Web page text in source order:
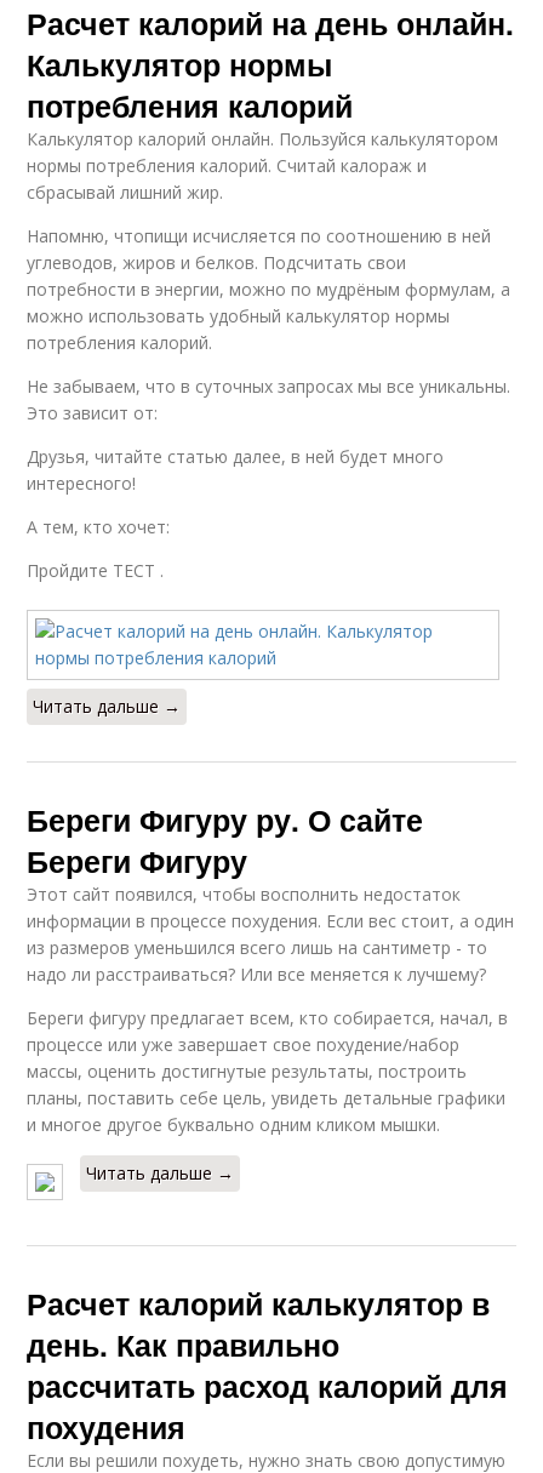
Расчет калорий на день онлайн.
Калькулятор нормы
потребления калорий
Калькулятор калорий онлайн. Пользуйся калькулятором
нормы потребления калорий. Считай калораж и
сбрасывай лишний жир.
Напомню, чтопищи исчисляется по соотношению в ней
углеводов, жиров и белков. Подсчитать свои
потребности в энергии, можно по мудрёным формулам, а
можно использовать удобный калькулятор нормы
потребления калорий.
Не забываем, что в суточных запросах мы все уникальны.
Это зависит от:
Друзья, читайте статью далее, в ней будет много
интересного!
А тем, кто хочет:
Пройдите ТЕСТ .
Читать дальше →
Береги Фигуру ру. О сайте
Береги Фигуру
Этот сайт появился, чтобы восполнить недостаток
информации в процессе похудения. Если вес стоит, а один
из размеров уменьшился всего лишь на сантиметр - то
надо ли расстраиваться? Или все меняется к лучшему?
Береги фигуру предлагает всем, кто собирается, начал, в
процессе или уже завершает свое похудение/набор
массы, оценить достигнутые результаты, построить
планы, поставить себе цель, увидеть детальные графики
и многое другое буквально одним кликом мышки.
Читать дальше →
Расчет калорий калькулятор в
день. Как правильно
рассчитать расход калорий для
похудения
Если вы решили похудеть, нужно знать свою допустимую